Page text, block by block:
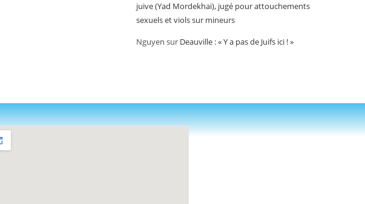
juive (Yad Mordekhai), jugé pour attouchements
sexuels et viols sur mineurs
Nguyen sur Deauville : « Y a pas de Juifs ici ! »